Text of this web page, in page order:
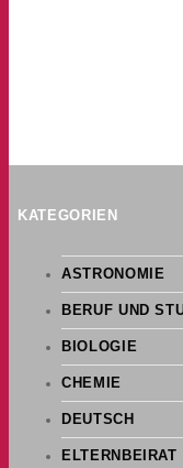
KATEGORIEN
ASTRONOMIE
BERUF UND
BIOLOGIE
CHEMIE
DEUTSCH
ELTERNBEIRAT